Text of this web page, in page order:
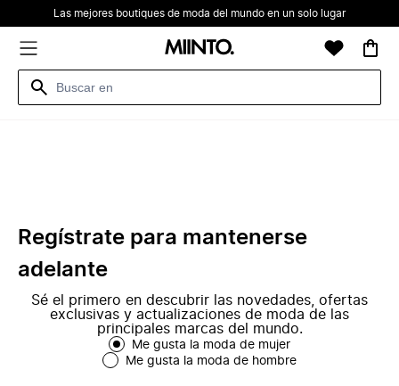
Las mejores boutiques de moda del mundo en un solo lugar
Regístrate para mantenerse
adelante
Sé el primero en descubrir las novedades, ofertas
exclusivas y actualizaciones de moda de las
principales marcas del mundo.
Me gusta la moda de mujer
Me gusta la moda de hombre